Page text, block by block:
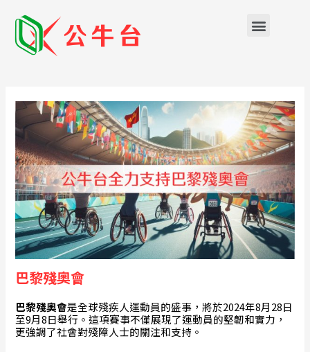
巴黎殘奧會
巴黎殘奧會是全球殘疾人運動員的盛事，將於2024年8月28日
至9月8日舉行。這項賽事不僅展現了運動員的堅韌和實力，
更強調了社會對殘障人士的關注和支持。